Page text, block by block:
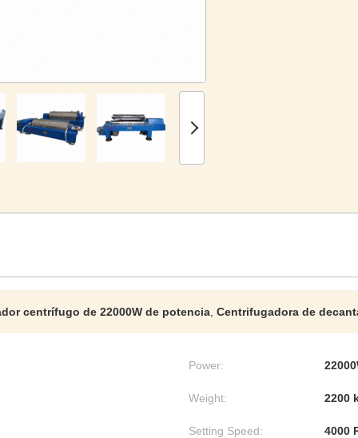
centrífugo de 22000W de potencia Centrifugadora de
Power:
Weight: 2200
Setting Speed: 4000